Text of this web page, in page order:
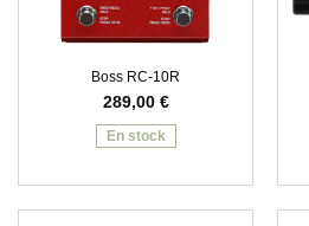
Boss RC-10R
289,00 €
En stock